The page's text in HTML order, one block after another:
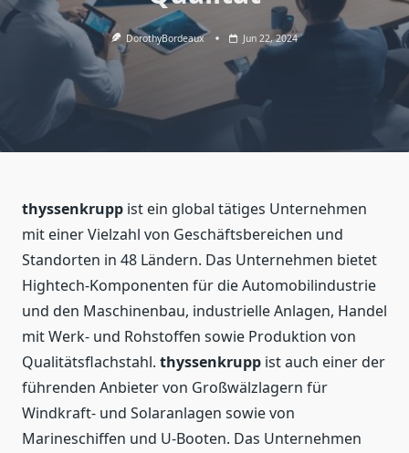
DorothyBordeaux Jun 22, 2024
thyssenkrupp ist ein global tätiges Unternehmen
mit einer Vielzahl von Geschäftsbereichen und
Standorten in 48 Ländern. Das Unternehmen bietet
Hightech-Komponenten für die Automobilindustrie
und den Maschinenbau, industrielle Anlagen, Handel
mit Werk- und Rohstoffen sowie Produktion von
Qualitätsflachstahl. thyssenkrupp ist auch einer der
führenden Anbieter von Großwälzlagern für
Windkraft- und Solaranlagen sowie von
Marineschiffen und U-Booten. Das Unternehmen